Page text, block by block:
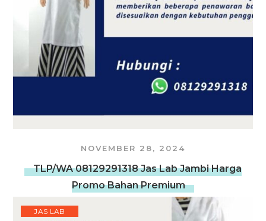
NOVEMBER 28, 2024
TLP/WA 08129291318 Jas Lab Jambi Harga
Promo Bahan Premium
JAS LAB